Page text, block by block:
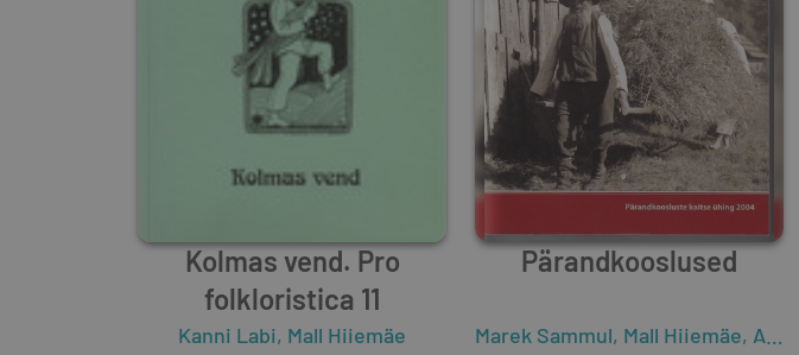
Kolmas vend. Pro
folkloristica 11
Kanni Labi, Mall Hiiemäe
Pärandkooslused
Marek Sammul, Mall Hiiemäe, Aivar Kriiska